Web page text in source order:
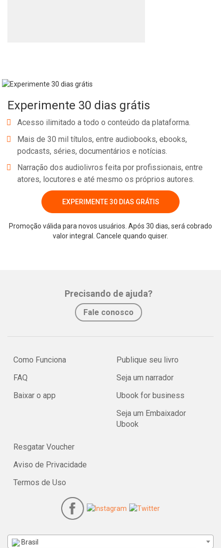
Experimente 30 dias grátis
Acesso ilimitado a todo o conteúdo da plataforma.
Mais de 30 mil títulos, entre audiobooks, ebooks,
podcasts, séries, documentários e notícias.
Narração dos audiolivros feita por profissionais, entre
atores, locutores e até mesmo os próprios autores.
EXPERIMENTE 30 DIAS GRÁTIS
Promoção válida para novos usuários. Após 30 dias, será cobrado
valor integral. Cancele quando quiser.
Precisando de ajuda?
Fale conosco
Como Funciona
FAQ
Baixar o app
Publique seu livro
Seja um narrador
Ubook for business
Seja um Embaixador
Ubook
Resgatar Voucher
Aviso de Privacidade
Termos de Uso
Brasil